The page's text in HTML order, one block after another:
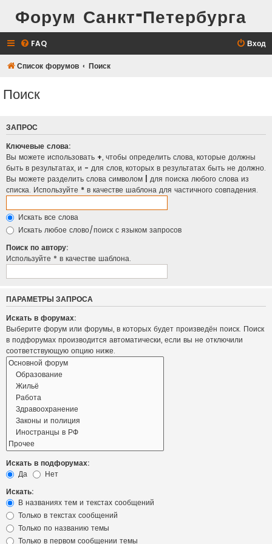
Форум Санкт-Петербурга
FAQ Вход
Список форумов Поиск
Поиск
ЗАПРОС
Ключевые слова:
Вы можете использовать +, чтобы определить слова, которые должны
быть в результатах, и - для слов, которых в результатах быть не должно.
Вы можете разделить слова символом
для поиска любого слова из
списка. Используйте * в качестве шаблона для частичного совпадения.
Искать все слова
Искать любое слово/поиск с языком запросов
Поиск по автору:
Используйте * в качестве шаблона.
ПАРАМЕТРЫ ЗАПРОСА
Искать в форумах:
Выберите форум или форумы, в которых будет произведён поиск. Поиск
в подфорумах производится автоматически, если вы не отключили
соответствующую опцию ниже.
Искать в подфорумах:
Да
Нет
Искать:
В названиях тем и текстах сообщений
Только в текстах сообщений
Только по названию темы
Только в первом сообщении темы